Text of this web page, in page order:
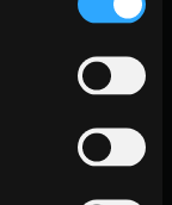
circa 90
dell’EGG a
4 fogli